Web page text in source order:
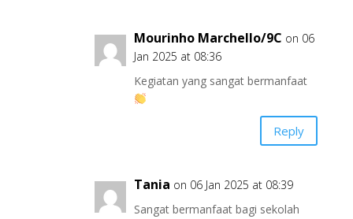
Mourinho Marchello/9C on 06
Jan 2025 at 08:36
Kegiatan yang sangat bermanfaat
Reply
Tania on 06 Jan 2025 at 08:39
Sangat bermanfaat bagi sekolah